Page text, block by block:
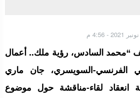
آفاق علاجات بيولوجية لاضطرابات القلب
المواد الكيميائية الخطرة من سلسلة إمداد
“محمد السادس، رؤية ملك.. أعمال
الفرنسي-السويسري، جان ماري
انعقاد لقاء-مناقشة حول موضوع